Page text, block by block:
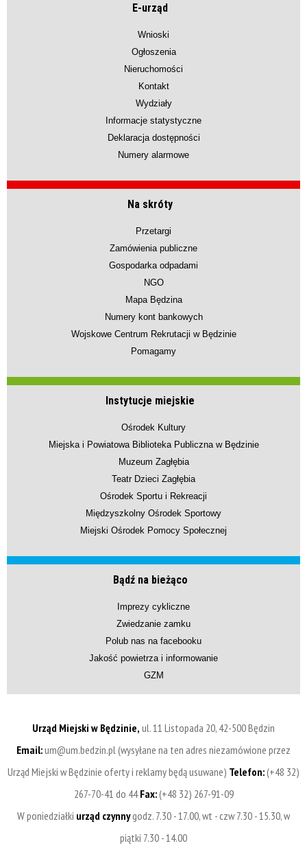
E-urząd
Wnioski
Ogłoszenia
Nieruchomości
Kontakt
Wydziały
Informacje statystyczne
Deklaracja dostępności
Numery alarmowe
Na skróty
Przetargi
Zamówienia publiczne
Gospodarka odpadami
NGO
Mapa Będzina
Numery kont bankowych
Wojskowe Centrum Rekrutacji w Będzinie
Pomagamy
Instytucje miejskie
Ośrodek Kultury
Miejska i Powiatowa Biblioteka Publiczna w Będzinie
Muzeum Zagłębia
Teatr Dzieci Zagłębia
Ośrodek Sportu i Rekreacji
Międzyszkolny Ośrodek Sportowy
Miejski Ośrodek Pomocy Społecznej
Bądź na bieżąco
Imprezy cykliczne
Zwiedzanie zamku
Polub nas na facebooku
Jakość powietrza i informowanie
GZM
Urząd Miejski w Będzinie, ul. 11 Listopada 20, 42-500 Będzin
Email:um@um.bedzin.pl (wysyłane na ten adres niezamówione przez
Urząd Miejski w Będzinie oferty i reklamy będą usuwane) Telefon:(+48 32)
267-70-41 do 44Fax:(+48 32) 267-91-09
W poniedziałki urząd czynnygodz. 7.30 - 17.00, wt - czw 7.30 - 15.30, w
piątki 7.30 - 14.00